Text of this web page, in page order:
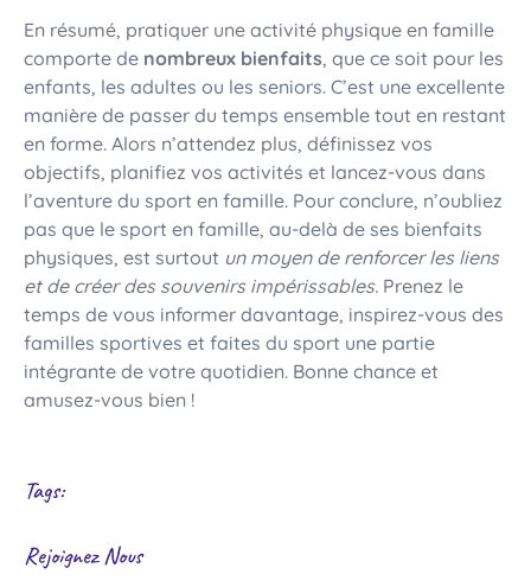
En résumé, pratiquer une activité physique en famille
comporte de nombreux bienfaits, que ce soit pour les
enfants, les adultes ou les seniors. C’est une excellente
manière de passer du temps ensemble tout en restant
en forme. Alors n’attendez plus, définissez vos
objectifs, planifiez vos activités et lancez-vous dans
l’aventure du sport en famille. Pour conclure, n’oubliez
pas que le sport en famille, au-delà de ses bienfaits
physiques, est surtout un moyen de renforcer les liens
et de créer des souvenirs impérissables. Prenez le
temps de vous informer davantage, inspirez-vous des
familles sportives et faites du sport une partie
intégrante de votre quotidien. Bonne chance et
amusez-vous bien !
Tags:
Rejoignez Nous